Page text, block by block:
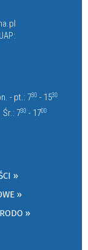
- pt.: 730 - 1530
Śr.: 730 - 1700
»
»
»